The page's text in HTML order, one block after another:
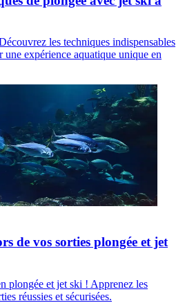
les techniques indispensables
expérience aquatique unique en
de vos sorties plongée et jet
plongée et jet ski ! Apprenez les
réussies et sécurisées.